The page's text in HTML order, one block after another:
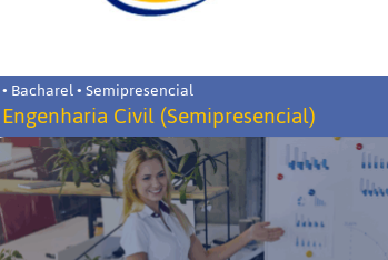
• Bacharel • Semipresencial
Engenharia Civil (Semipresencial)